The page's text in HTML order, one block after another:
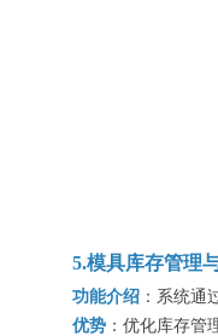
5.模具库存管理
功能介绍 ：系统
优势 ：优化库存管